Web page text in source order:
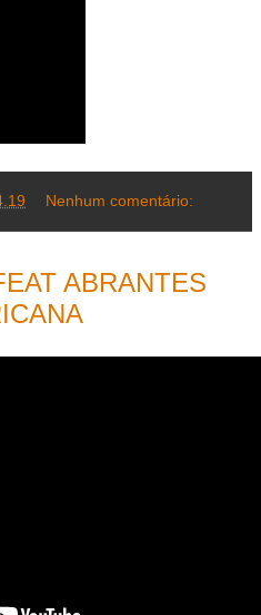
Nenhum comentário:
ABRANTES